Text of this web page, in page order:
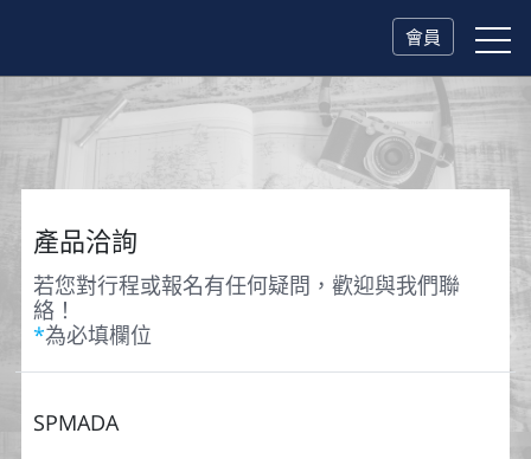
會員
產品洽詢
若您對行程或報名有任何疑問，歡迎與我們聯
絡！
*為必填欄位
SPMADA